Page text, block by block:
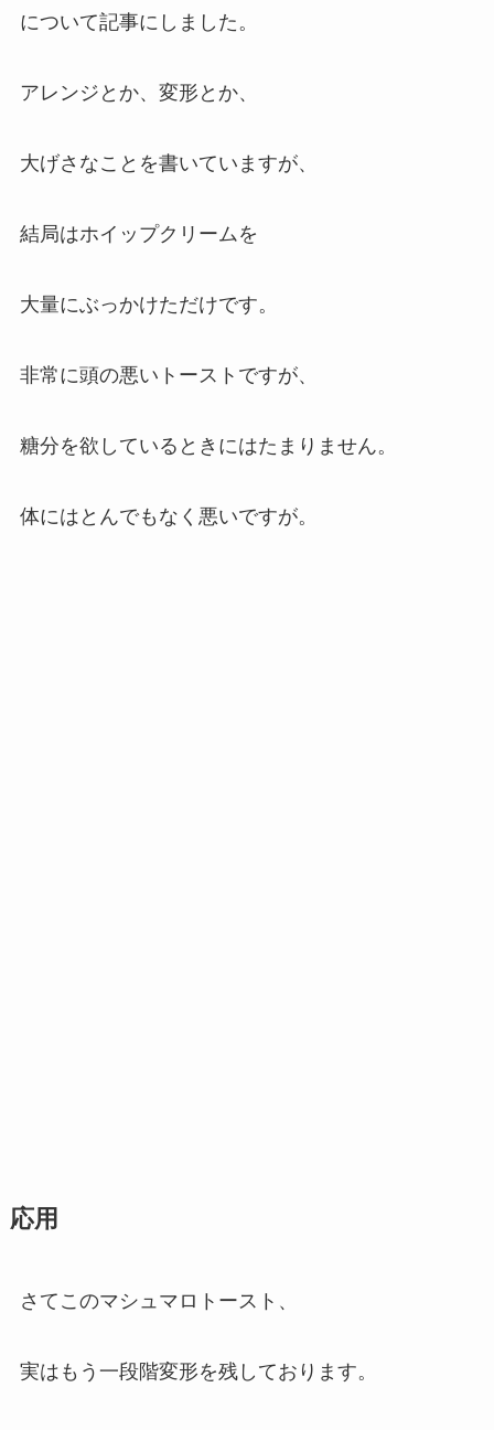
について記事にしました。
アレンジとか、変形とか、
大げさなことを書いていますが、
結局はホイップクリームを
大量にぶっかけただけです。
非常に頭の悪いトーストですが、
糖分を欲しているときにはたまりません。
体にはとんでもなく悪いですが。
応用
さてこのマシュマロトースト、
実はもう一段階変形を残しております。